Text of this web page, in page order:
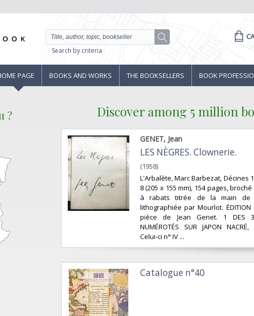
Search by criteria
PAGE BOOKS AND WORKS THE BOOKSELLERS BOOK
? Discover among 5 million
GENET, Jean
LES NÈGRES. Clownerie.
(1958)
L'Arbalète, Marc Barbezat, Décines
8 (205 x 155 mm), 154 pages,
à rabats titrée de la main de
lithographiée par Mourlot. ÉDITION
pièce de Jean Genet. 1 DES 35
NUMÉROTÉS SUR JAPON
Celui-ci n° IV ...
Catalogue n°40